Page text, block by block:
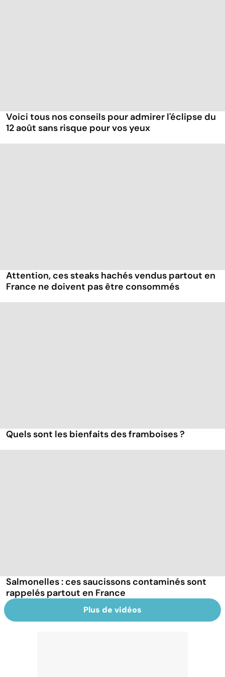
Voici tous nos conseils pour admirer l'éclipse du
12 août sans risque pour vos yeux
Attention, ces steaks hachés vendus partout en
France ne doivent pas être consommés
Quels sont les bienfaits des framboises ?
Salmonelles : ces saucissons contaminés sont
rappelés partout en France
Plus de vidéos